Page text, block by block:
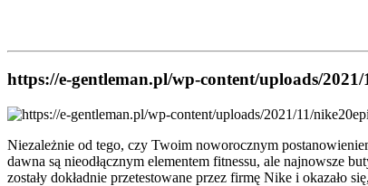
https://e-gentleman.pl/wp-content/uploads/
Niezależnie od tego, czy Twoim noworocznym
dawna są nieodłącznym elementem fitnessu, ale najnowsze
zostały dokładnie przetestowane przez firmę Nike i okazało